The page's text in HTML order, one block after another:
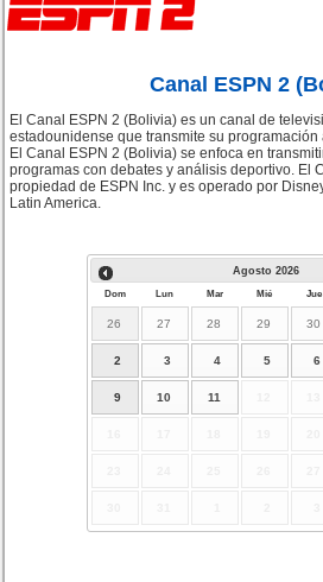
Canal ESPN 2
El Canal ESPN 2 (Bolivia) es un canal de
estadounidense que transmite su
El Canal ESPN 2 (Bolivia) se enfoca en
programas con debates y análisis deportivo. El
propiedad de ESPN Inc. y es operado por
Latin America.
Agosto 2026
Dom Lun Mar Mié Jue
26 27 28 29 30
2 3 4 5 6
9 10 11